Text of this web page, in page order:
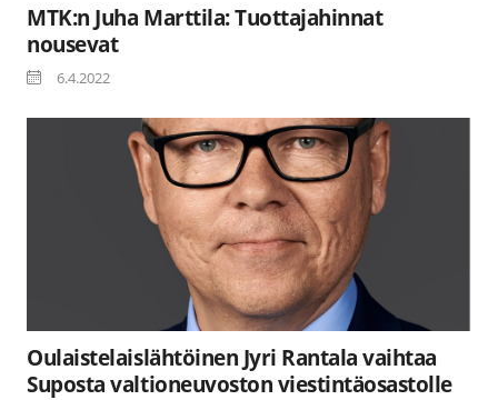
MTK:n Juha Marttila: Tuottajahinnat
nousevat
6.4.2022
Oulaistelaislähtöinen Jyri Rantala vaihtaa
Suposta valtioneuvoston viestintäosastolle